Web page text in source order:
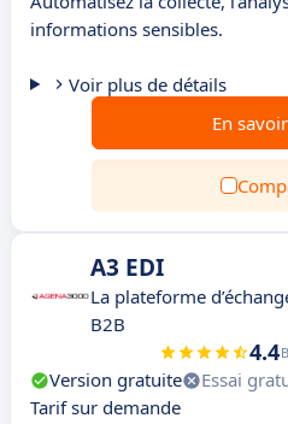
informations sensibles.
Voir plus de détails
En
A3 EDI
La plateforme
B2B
4.4
Version gratuite Essai
Tarif sur demande